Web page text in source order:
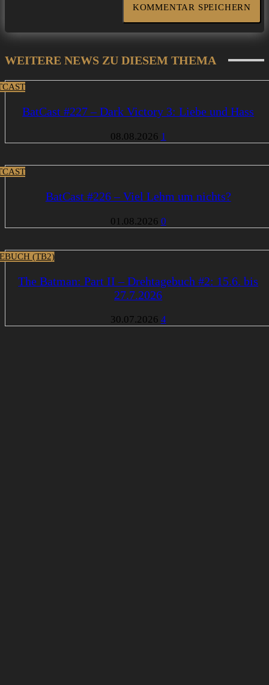
WEITERE NEWS ZU DIESEM THEMA
BatCast #227 – Dark Victory 3: Liebe und Hass
08.08.2026 1
BatCast #226 – Viel Lehm um nichts?
01.08.2026 0
(TB2)
The Batman: Part II – Drehtagebuch #2: 15.6. bis
27.7.2026
30.07.2026 4